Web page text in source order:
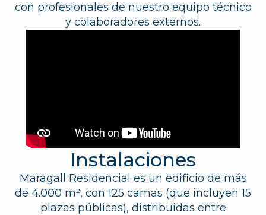
con profesionales de nuestro equipo técnico
y colaboradores externos.
Instalaciones
Maragall Residencial es un edificio de más
de 4.000 m², con 125 camas (que incluyen 15
plazas públicas), distribuidas entre